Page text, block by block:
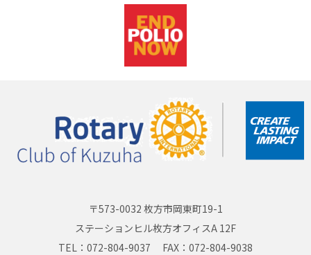
〒573-0032 枚方市岡東町19-1
ステーションヒル枚方オフィスA 12F
TEL：072-804-9037 FAX：072-804-9038